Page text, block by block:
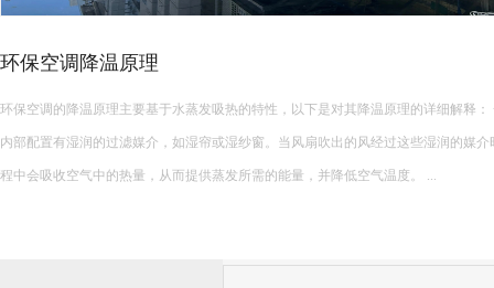
环保空调降温原理
环保空调的降温原理主要基于水蒸发吸热的特性，以下是对其降温原理的详细解释： 一、核心原理 环保空调
内部配置有湿润的过滤媒介，如湿帘或湿纱窗。当风扇吹出的风经过这些湿润的媒
程中会吸收空气中的热量，从而提供蒸发所需的能量，并降低空气温度。 ...